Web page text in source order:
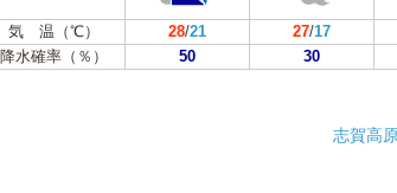
気 温（℃） 28/21 27/17
降水確率（％）
50 30
志賀高